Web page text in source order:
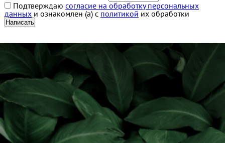
Подтверждаю согласие на обработку персональных
данныхи ознакомлен (а) с политикой их обработки